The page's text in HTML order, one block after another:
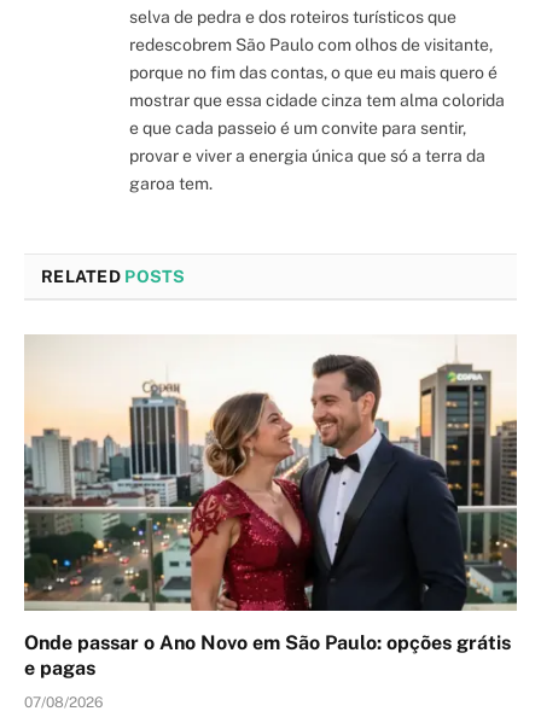
selva de pedra e dos roteiros turísticos que
redescobrem São Paulo com olhos de visitante,
porque no fim das contas, o que eu mais quero é
mostrar que essa cidade cinza tem alma colorida
e que cada passeio é um convite para sentir,
provar e viver a energia única que só a terra da
garoa tem.
RELATED POSTS
Onde passar o Ano Novo em São Paulo: opções grátis
e pagas
07/08/2026